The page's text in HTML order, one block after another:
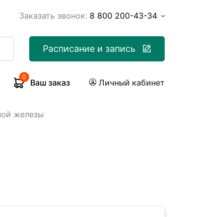
Заказать звонок: 8 800 200-43-34
Расписание и запись
0
Ваш заказ Личный кабинет
железы